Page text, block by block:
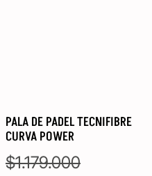
PALA DE PADEL TECNIFIBRE
CURVA POWER
$1.179.000